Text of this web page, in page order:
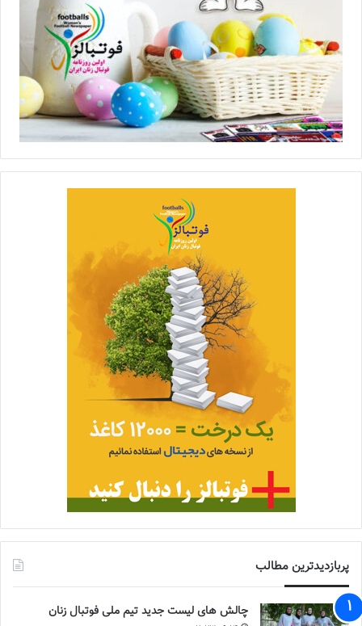
پربازدیدترین مطالب
چالش هاى ليست جدید تيم ملى فوتبال زنان